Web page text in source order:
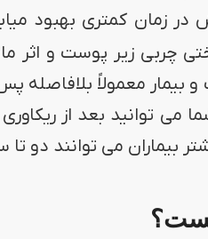
زمان کمتری بهبود
چربی زیر پوست و اثر
توانید بعد از ریکاوری
بیماران می توانند دو